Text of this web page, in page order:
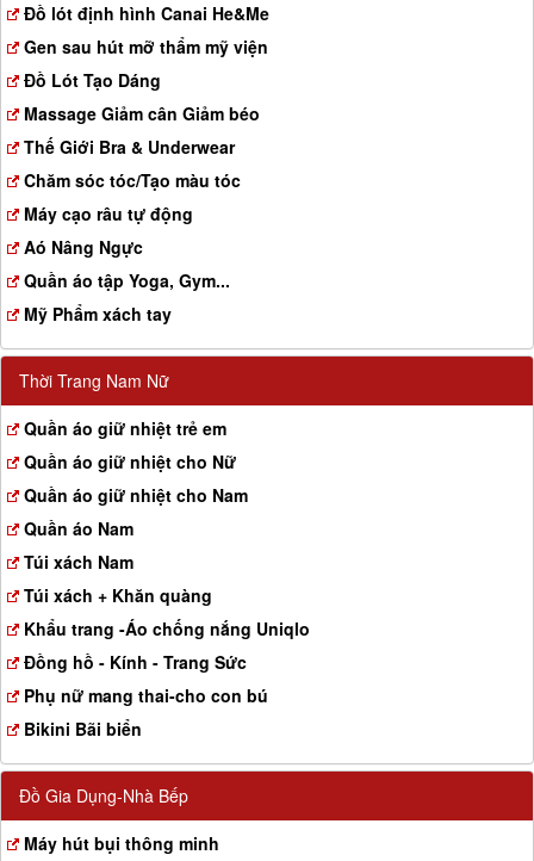
Đồ lót định hình Canai He&Me
Gen sau hút mỡ thẩm mỹ viện
Đồ Lót Tạo Dáng
Massage Giảm cân Giảm béo
Thế Giới Bra & Underwear
Chăm sóc tóc/Tạo màu tóc
Máy cạo râu tự động
Aó Nâng Ngực
Quần áo tập Yoga, Gym...
Mỹ Phẩm xách tay
Thời Trang Nam Nữ
Quần áo giữ nhiệt trẻ em
Quần áo giữ nhiệt cho Nữ
Quần áo giữ nhiệt cho Nam
Quần áo Nam
Túi xách Nam
Túi xách + Khăn quàng
Khẩu trang -Áo chống nắng Uniqlo
Đồng hồ - Kính - Trang Sức
Phụ nữ mang thai-cho con bú
Bikini Bãi biển
Đồ Gia Dụng-Nhà Bếp
Máy hút bụi thông minh